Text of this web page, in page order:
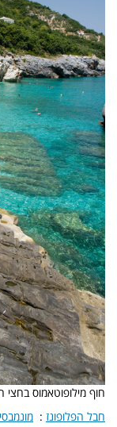
חוף מילופוטאמוס
חבל הפלופונז :